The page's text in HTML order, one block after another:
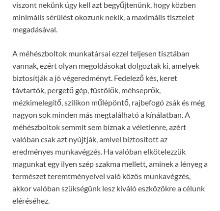
viszont nekünk úgy kell azt begyűjtenünk, hogy közben
minimális sérülést okozunk nekik, a maximális tisztelet
megadásával.
A méhészboltok munkatársai ezzel teljesen tisztában
vannak, ezért olyan megoldásokat dolgoztak ki, amelyek
biztosítják a jó végeredményt. Fedelező kés, keret
távtartók, pergető gép, füstölők, méhseprők,
mézkimelegítő, szilikon műlépöntő, rajbefogó zsák és még
nagyon sok minden más megtalálható a kínálatban. A
méhészboltok semmit sem bíznak a véletlenre, azért
valóban csak azt nyújtják, amivel biztosított az
eredményes munkavégzés. Ha valóban elkötelezzük
magunkat egy ilyen szép szakma mellett, aminek a lényeg a
természet teremtményeivel való közös munkavégzés,
akkor valóban szükségünk lesz kiváló eszközökre a célunk
eléréséhez.